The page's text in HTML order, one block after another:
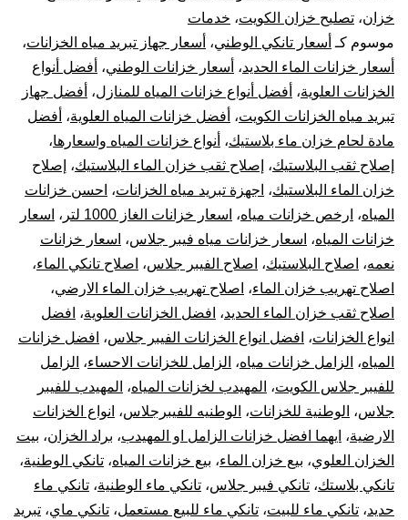
خزان، تصليح خزان الكويت، خدمات
موسوم كـ أسعار تانكي الوطني، أسعار جهاز تبريد مياه الخزانات،
أسعار خزانات الماء الحديد، أسعار خزانات الوطني، أفضل أنواع
الخزانات العلوية، أفضل أنواع خزانات المياه للمنازل، أفضل جهاز
تبريد مياه الخزانات الكويت، أفضل خزانات المياه العلوية، أفضل
مادة لحام خزان ماء بلاستيك، أنواع خزانات المياه واسعارها،
إصلاح ثقب البلاستيك، إصلاح ثقب خزان الماء البلاستيك، إصلاح
خزان الماء البلاستيك، اجهزة تبريد مياه الخزانات، احسن خزانات
المياه، ارخص خزانات مياه، اسعار خزانات الغاز 1000 لتر ، اسعار
خزانات المياه، اسعار خزانات مياه فيبر جلاس، اسعار خزانات
نعمه، اصلاح البلاستيك، اصلاح الفيبر جلاس، اصلاح تانكي الماء،
اصلاح تهريب خزان الماء، اصلاح تهريب خزان الماء الارضي،
اصلاح ثقب خزان الماء الحديد، افضل الخزانات العلوية، افضل
انواع الخزانات، افضل انواع الخزانات الفيبر جلاس، افضل خزانات
المياه، الزامل خزانات مياه، الزامل للخزانات الاحساء، الزامل
للفيبر جلاس الكويت، المهيدب لخزانات المياه، المهيدب للفيبر
جلاس، الوطنية للخزانات، الوطنيه للفيبرجلاس، انواع الخزانات
الارضية، ايهما افضل خزانات الزامل او المهيدب، براد الخزان، بيت
الخزان العلوي، بيع خزان الماء، بيع خزانات المياه، تانكي الوطنية،
تانكي بلاستك، تانكي فيبر جلاس، تانكي ماء الوطنية، تانكي ماء
حديد، تانكي ماء للبيت، تانكي ماء للبيع مستعمل، تانكي ماي، تبريد